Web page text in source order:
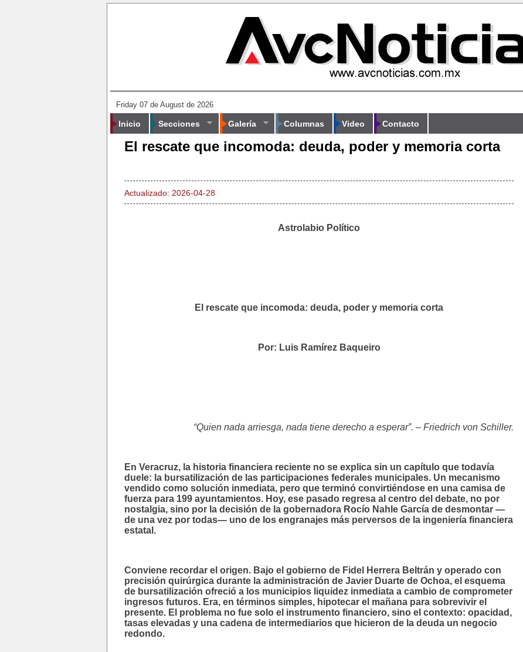
Friday 07 de August de 2026
Inicio Secciones Galería Columnas Video Contacto
El rescate que incomoda: deuda, poder y memoria corta
Actualizado: 2026-04-28
Astrolabio Político
El rescate que incomoda: deuda, poder y memoria corta
Por: Luis Ramírez Baqueiro
“Quien nada arriesga, nada tiene derecho a esperar”. – Friedrich von Schiller.
En Veracruz, la historia financiera reciente no se explica sin un capítulo que todavía
duele: la bursatilización de las participaciones federales municipales. Un mecanismo
vendido como solución inmediata, pero que terminó convirtiéndose en una camisa de
fuerza para 199 ayuntamientos. Hoy, ese pasado regresa al centro del debate, no por
nostalgia, sino por la decisión de la gobernadora Rocío Nahle García de desmontar —
de una vez por todas— uno de los engranajes más perversos de la ingeniería financiera
estatal.
Conviene recordar el origen. Bajo el gobierno de Fidel Herrera Beltrán y operado con
precisión quirúrgica durante la administración de Javier Duarte de Ochoa, el esquema
de bursatilización ofreció a los municipios liquidez inmediata a cambio de comprometer
ingresos futuros. Era, en términos simples, hipotecar el mañana para sobrevivir el
presente. El problema no fue solo el instrumento financiero, sino el contexto: opacidad,
tasas elevadas y una cadena de intermediarios que hicieron de la deuda un negocio
redondo.